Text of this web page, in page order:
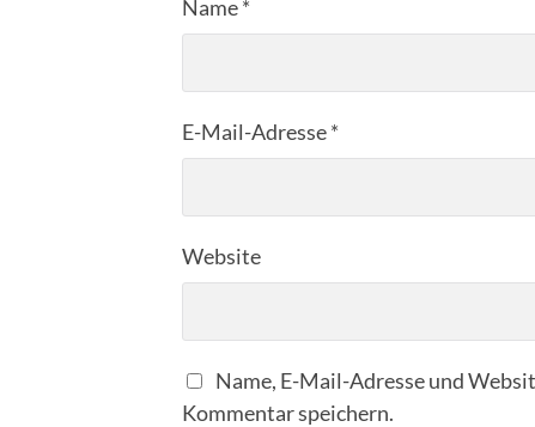
Name*
E-Mail-Adresse*
Website
Name, E-Mail-Adresse und
Kommentar speichern.